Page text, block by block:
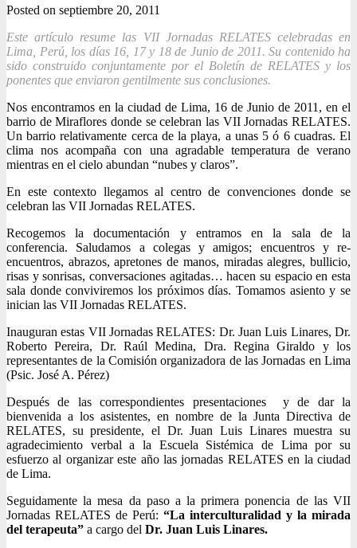
Posted on septiembre 20, 2011
Este artículo resume las VII Jornadas RELATES celebradas en
Lima, Perú, los días 16, 17 y 18 de Junio de 2011. Su contenido ha
sido construido conjuntamente por el Boletín de RELATES y los
ponentes que enviaron gentilmente sus conclusiones.
Nos encontramos en la ciudad de Lima, 16 de Junio de 2011, en el
barrio de Miraflores donde se celebran las VII Jornadas RELATES.
Un barrio relativamente cerca de la playa, a unas 5 ó 6 cuadras. El
clima nos acompaña con una agradable temperatura de verano
mientras en el cielo abundan “nubes y claros”.
En este contexto llegamos al centro de convenciones donde se
celebran las VII Jornadas RELATES.
Recogemos la documentación y entramos en la sala de la
conferencia. Saludamos a colegas y amigos; encuentros y re-
encuentros, abrazos, apretones de manos, miradas alegres, bullicio,
risas y sonrisas, conversaciones agitadas… hacen su espacio en esta
sala donde conviviremos los próximos días. Tomamos asiento y se
inician las VII Jornadas RELATES.
Inauguran estas VII Jornadas RELATES: Dr. Juan Luis Linares, Dr.
Roberto Pereira, Dr. Raúl Medina, Dra. Regina Giraldo y los
representantes de la Comisión organizadora de las Jornadas en Lima
(Psic. José A. Pérez)
Después de las correspondientes presentaciones y de dar la
bienvenida a los asistentes, en nombre de la Junta Directiva de
RELATES, su presidente, el Dr. Juan Luis Linares muestra su
agradecimiento verbal a la Escuela Sistémica de Lima por su
esfuerzo al organizar este año las jornadas RELATES en la ciudad
de Lima.
Seguidamente la mesa da paso a la primera ponencia de las VII
Jornadas RELATES de Perú: “La interculturalidad y la mirada
del terapeuta” a cargo del Dr. Juan Luis Linares.